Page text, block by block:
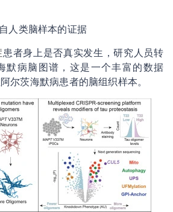
人类脑样本的证据
患者身上是否真实发生，研究人员转
默病脑图谱，这是一个丰富的数据
尔茨海默病患者的脑组织样本。